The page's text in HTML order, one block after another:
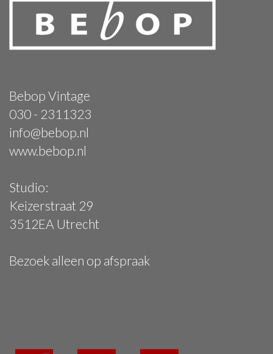
Bebop Vintage
030 - 2311323
info@bebop.nl
www.bebop.nl
Studio:
Keizerstraat 29
3512EA Utrecht
Bezoek alleen op afspraak